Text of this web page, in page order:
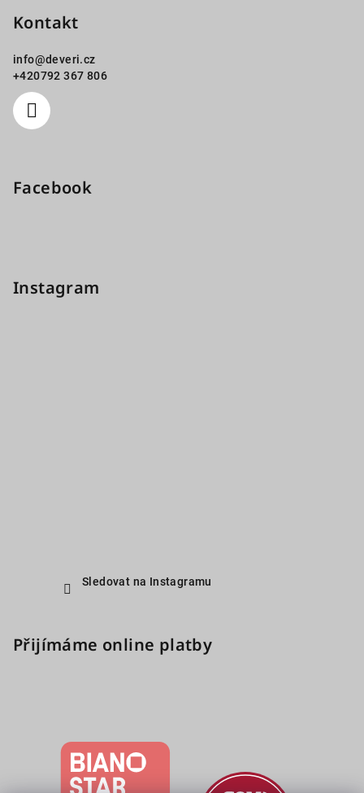
Kontakt
info@deveri.cz
+420792 367 806
Facebook
Instagram
Sledovat na Instagramu
Přijímáme online platby